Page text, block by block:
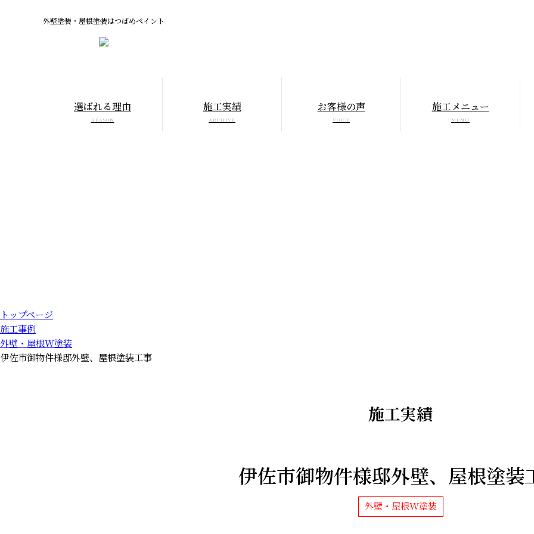
外壁塗装・屋根塗装はつばめペイント
選ばれる理由
REASON
施工実績
ARCHIVE
お客様の声
VOICE
施工メニュー
MENU
トップページ
施工事例
外壁・屋根W塗装
伊佐市御物件様邸外壁、屋根塗装工事
施工実績
伊佐市御物件様邸外壁、屋根塗装
外壁・屋根W塗装